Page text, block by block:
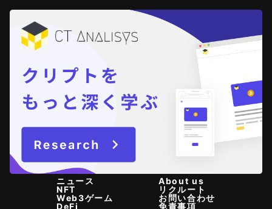
ニュース
NFT
Web3ゲーム
DeFi
About us
リクルート
お問い合わせ
免責事項